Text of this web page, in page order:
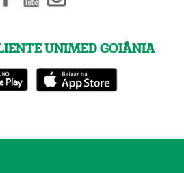
UNIMED GOIÂNIA